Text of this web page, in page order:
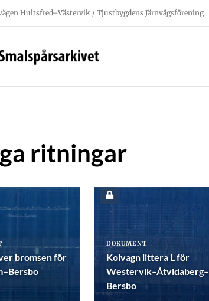
Hultsfred–Västervik / Tjustbygdens Järnvägsförening
ritningar
bromsen för
DOKUMENT
Kolvagn littera L för
Westervik–Åtvidaberg–
Bersbo